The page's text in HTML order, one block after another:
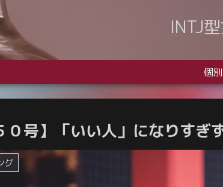
INTJ
個
０号】「いい人」になりすぎ
グ